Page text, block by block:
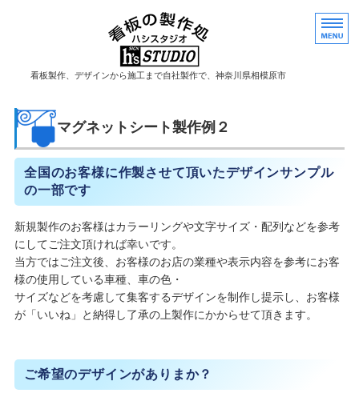
看板製作神奈川県相模原
看板製作、デザインから施工まで自社製作で、神奈川県相模原市
HOME
ご注文の流れ
よくあるご質問
事務所概要
お問い合わせ
マグネットシート製作例２
全国のお客様に作製させて頂いたデザインサンプル
の一部です
新規製作のお客様はカラーリングや文字サイズ・配列などを参考
にしてご注文頂ければ幸いです。
当方ではご注文後、お客様のお店の業種や表示内容を参考にお客
様の使用している車種、車の色・
サイズなどを考慮して集客するデザインを制作し提示し、お客様
が「いいね」と納得し了承の上製作にかからせて頂きます。
ご希望のデザインがありまか？